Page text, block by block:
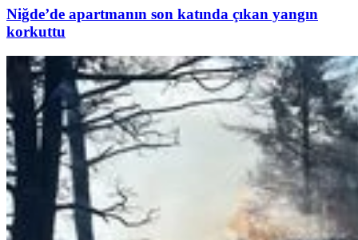
Niğde’de apartmanın son katında çıkan yangın
korkuttu